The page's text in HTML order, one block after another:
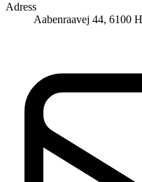
Adress
Aabenraavej 44, 6100